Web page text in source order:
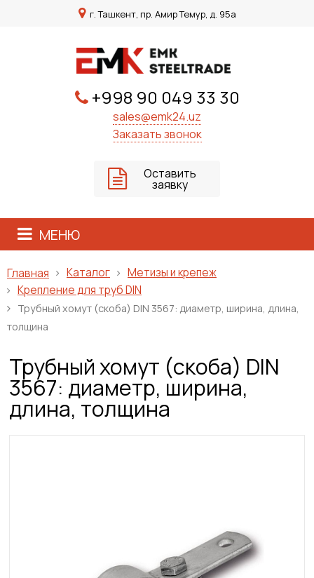
г. Ташкент, пр. Амир Темур, д. 95а
+998 90 049 33 30
sales@emk24.uz
Заказать звонок
Оставить
заявку
МЕНЮ
Главная Каталог
Метизы и крепеж
Крепление для труб DIN
Трубный хомут (скоба) DIN 3567: диаметр, ширина, длина,
толщина
Трубный хомут (скоба) DIN
3567: диаметр, ширина,
длина, толщина